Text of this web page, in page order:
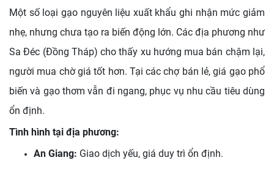
Một số loại gạo nguyên liệu xuất khẩu ghi nhận mức giảm
nhẹ, nhưng chưa tạo ra biến động lớn. Các địa phương như
Sa Đéc (Đồng Tháp) cho thấy xu hướng mua bán chậm lại,
người mua chờ giá tốt hơn. Tại các chợ bán lẻ, giá gạo phổ
biến và gạo thơm vẫn đi ngang, phục vụ nhu cầu tiêu dùng
ổn định.
Tình hình tại địa phương:
An Giang: Giao dịch yếu, giá duy trì ổn định.